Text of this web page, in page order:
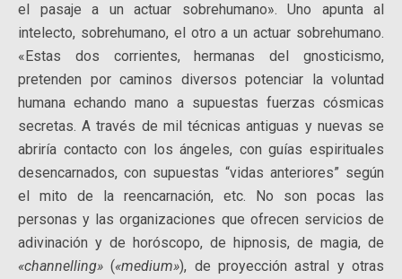
el pasaje a un actuar sobrehumano». Uno apunta al
intelecto, sobrehumano, el otro a un actuar sobrehumano.
«Estas dos corrientes, hermanas del gnosticismo,
pretenden por caminos diversos potenciar la voluntad
humana echando mano a supuestas fuerzas cósmicas
secretas. A través de mil técnicas antiguas y nuevas se
abriría contacto con los ángeles, con guías espirituales
desencarnados, con supuestas “vidas anteriores” según
el mito de la reencarnación, etc. No son pocas las
personas y las organizaciones que ofrecen servicios de
adivinación y de horóscopo, de hipnosis, de magia, de
«channelling» («medium»), de proyección astral y otras